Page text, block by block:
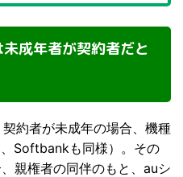
成年者が契約者だと
約者が未成年の場合、機種
Softbankも同様）。その
親権者の同伴のもと、auシ